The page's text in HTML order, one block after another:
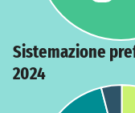
Sistemazione
2024